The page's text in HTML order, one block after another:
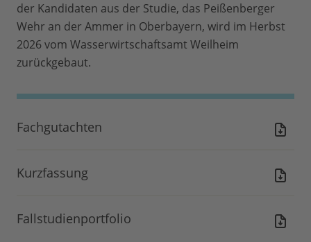
der Kandidaten aus der Studie, das Peißenberger
Wehr an der Ammer in Oberbayern, wird im Herbst
2026 vom Wasserwirtschaftsamt Weilheim
zurückgebaut.
Fachgutachten
Kurzfassung
Fallstudienportfolio